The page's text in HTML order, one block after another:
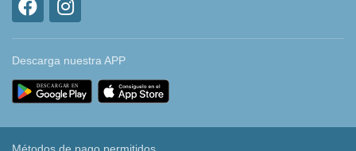
Descarga nuestra APP